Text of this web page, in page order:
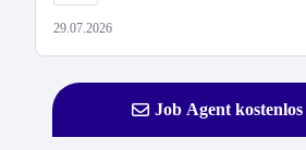
29.07.2026
Job Agent